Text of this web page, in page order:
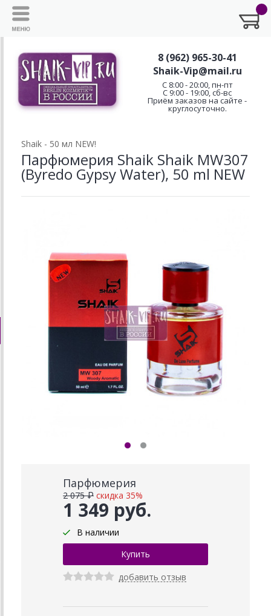
8 (962) 965-30-41
Shaik-Vip@mail.ru
C 8:00 - 20:00, пн-пт
С 9:00 - 19:00, сб-вс
Приём заказов на сайте -
круглосуточно.
Shaik - 50 мл NEW!
Парфюмерия Shaik Shaik MW307
(Byredo Gypsy Water), 50 ml NEW
Парфюмерия
1 349 руб.
2 075 ₽ скидка 35%
В наличии
добавить отзыв